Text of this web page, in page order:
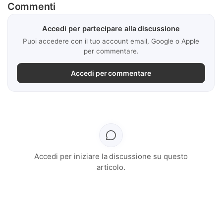
Commenti
Accedi per partecipare alla discussione
Puoi accedere con il tuo account email, Google o Apple
per commentare.
Accedi per commentare
Accedi per iniziare la discussione su questo
articolo.